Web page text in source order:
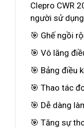
Clepro CWR
người sử
🎯 Ghế ngồi
🎯 Vô lăng
🎯 Bảng điều
🎯 Thao tác
🎯 Dễ dàng
🎯 Tăng sự